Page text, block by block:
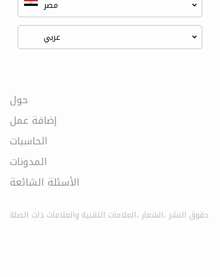
حول
إضافة عمل
الحاسبات
المدونات
الأسئلة الشائعة
حقوق النشر ،الشعار ،العلامات التقنية والعلامات ذات الصلة